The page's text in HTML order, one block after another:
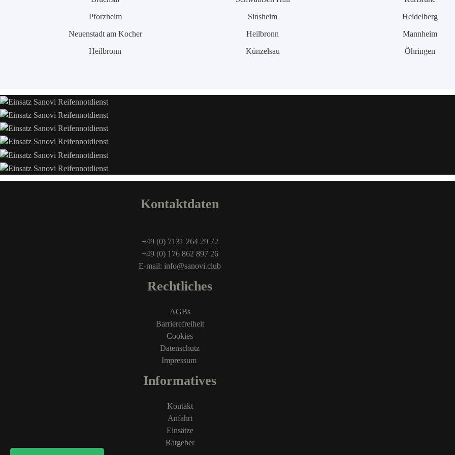
Pforzheim
Neuenstadt am Kocher
Heilbronn
Sinsheim
Heilbronn
Künzelsau
Heidelberg
Mannheim
Öhringen
Kontaktdaten
+49 (0) 7131 264 29 72
+49 (0) 176 862 897 26
E-mail: info@sanovi.club
Rechtliches
AGBs
Barrierefreiheit
Cookies
Datenschutz
Impressum
Informatives
Kontakt
Anfahrt
Einsätze
Ratgeber